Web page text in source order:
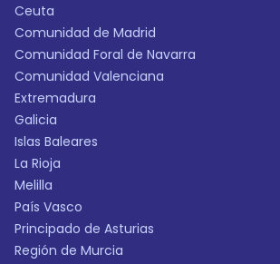
Ceuta
Comunidad de Madrid
Comunidad Foral de Navarra
Comunidad Valenciana
Extremadura
Galicia
Islas Baleares
La Rioja
Melilla
País Vasco
Principado de Asturias
Región de Murcia